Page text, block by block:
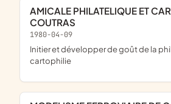
AMICALE PHILATELIQUE ET CARTOPHILE DE
COUTRAS
1980-04-09
initier et développer de goût de la philatélie et de la
cartophilie